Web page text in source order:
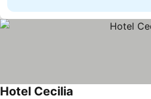
Hotel Cecilia